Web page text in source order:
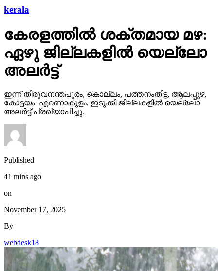
kerala
കേരളത്തില്‍ ശക്തമായ മഴ:
ഏഴു ജില്ലകളില്‍ യെല്ലോ
അലര്‍ട്ട്
ഇന്ന് തിരുവനന്തപുരം, കൊല്ലം, പത്തനംതിട്ട, ആലപ്പുഴ,
കോട്ടയം, എറണാകുളം, ഇടുക്കി ജില്ലകളില്‍ യെല്ലോ
അലര്‍ട്ട് പ്രഖ്യാപിച്ചു.
Published
41 mins ago
on
November 17, 2025
By
webdesk18